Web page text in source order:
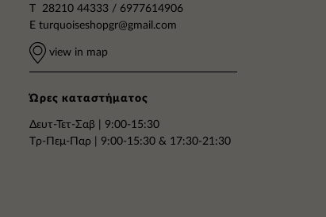
T 28210 44333 / 6977614906
E turquoiseshopgr@gmail.com
view in map
Ώρες καταστήματος
Δευτ-Τετ-Σαβ | 9:00-15:30
Tρ-Πεμ-Παρ | 9:00-15:30 & 17:30-21:30